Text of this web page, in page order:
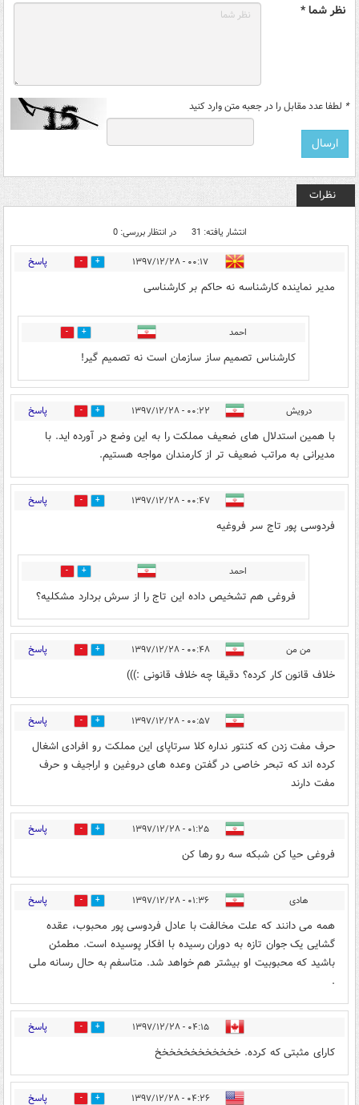
نظر شما *
* لطفا عدد مقابل را در جعبه متن وارد کنید
نظرات
انتشار یافته: 31 در انتظار بررسی: 0
۰۰:۱۷ - ۱۳۹۷/۱۲/۲۸ 24 پاسخ
مدیر نماینده کارشناسه نه حاکم بر کارشناسی
احمد 13
کارشناس تصمیم ساز سازمان است نه تصمیم گیر!
درویش ۰۰:۲۲ - ۱۳۹۷/۱۲/۲۸ 43 پاسخ
با همین استدلال های ضعیف مملکت را به این وضع در آورده اید. با
مدیرانی به مراتب ضعیف تر از کارمندان مواجه هستیم.
۰۰:۴۷ - ۱۳۹۷/۱۲/۲۸ 37 پاسخ
فردوسی پور تاج سر فروغیه
احمد 26
فروغی هم تشخیص داده این تاج را از سرش بردارد مشکلیه؟
من من ۰۰:۴۸ - ۱۳۹۷/۱۲/۲۸ 30 پاسخ
خلاف قانون کار کرده؟ دقیقا چه خلاف قانونی :)))
۰۰:۵۷ - ۱۳۹۷/۱۲/۲۸ 32 پاسخ
حرف مفت زدن که کنتور نداره کلا سرتاپای این مملکت رو افرادی اشغال
کرده اند که تبحر خاصی در گفتن وعده های دروغین و اراجیف و حرف
مفت دارند
۰۱:۲۵ - ۱۳۹۷/۱۲/۲۸ 45 پاسخ
فروغی حیا کن شبکه سه رو رها کن
هادی ۰۱:۳۶ - ۱۳۹۷/۱۲/۲۸ 44 پاسخ
همه می دانند که علت مخالفت با عادل فردوسی پور محبوب، عقده
گشایی یک جوان تازه به دوران رسیده با افکار پوسیده است. مطمئن
باشید که محبوبیت او بیشتر هم خواهد شد. متاسفم به حال رسانه ملی
.
۰۴:۱۵ - ۱۳۹۷/۱۲/۲۸ 4 پاسخ
کارای مثبتی که کرده. خخخخخخخخخخخخ
۰۴:۲۶ - ۱۳۹۷/۱۲/۲۸ 29 پاسخ